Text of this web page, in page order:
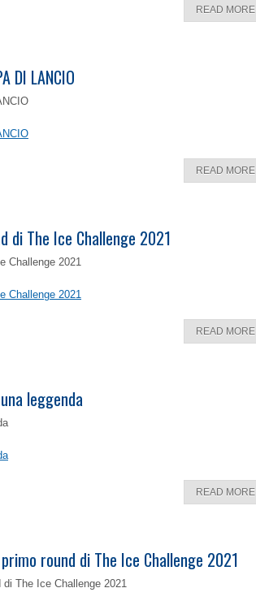
READ MORE
DI LANCIO
READ MORE
di The Ice Challenge 2021
Challenge 2021
Challenge 2021
READ MORE
leggenda
READ MORE
round di The Ice Challenge 2021
The Ice Challenge 2021